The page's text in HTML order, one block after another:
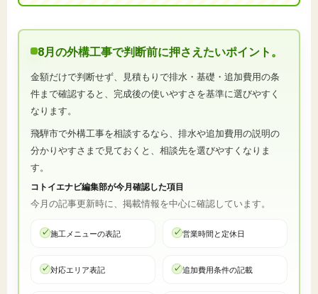
8月の外構工事で判断前に押さえたいポイント。
金額だけで判断せず、見積もりで排水・基礎・追加費用の条
件まで確認すると、完成後の使いやすさを基準に選びやすく
なります。
飛騨市で外構工事を相談するなら、排水や追加費用の説明の
分かりやすさまで見ておくと、相談先を選びやすくなりま
す。
コトイエナビ編集部が今月確認した項目
今月の記事更新時に、掲載情報を中心に確認しています。
施工メニューの表記 営業時間と定休日
対応エリア表記 追加費用条件の記載